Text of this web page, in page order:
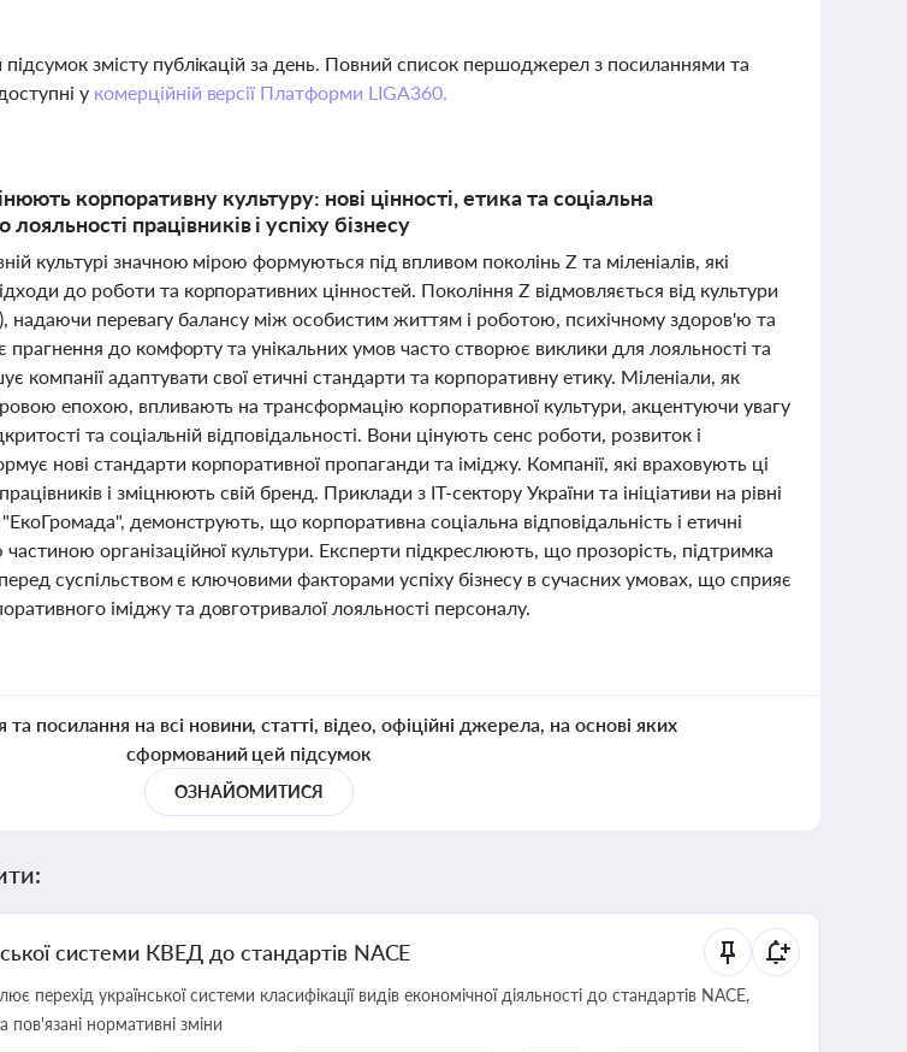
змісту публікацій за день. Повний список першоджерел з посиланнями та
у комерційній версії Платформи LIGA360.
корпоративну культуру: нові цінності, етика та соціальна
працівників і успіху бізнесу
культурі значною мірою формуються під впливом поколінь Z та міленіалів, які
до роботи та корпоративних цінностей. Покоління Z відмовляється від культури
надаючи перевагу балансу між особистим життям і роботою, психічному здоров'ю та
прагнення до комфорту та унікальних умов часто створює виклики для лояльності та
компанії адаптувати свої етичні стандарти та корпоративну етику. Міленіали, як
епохою, впливають на трансформацію корпоративної культури, акцентуючи увагу
та соціальній відповідальності. Вони цінують сенс роботи, розвиток і
нові стандарти корпоративної пропаганди та іміджу. Компанії, які враховують ці
і зміцнюють свій бренд. Приклади з IT-сектору України та ініціативи на рівні
демонструють, що корпоративна соціальна відповідальність і етичні
організаційної культури. Експерти підкреслюють, що прозорість, підтримка
перед суспільством є ключовими факторами успіху бізнесу в сучасних умовах, що сприяє
іміджу та довготривалої лояльності персоналу.
посилання на всі новини, статті, відео, офіційні джерела, на основі яких
сформований цей підсумок
ОЗНАЙОМИТИСЯ
системи КВЕД до стандартів NACE
перехід української системи класифікації видів економічної діяльності до стандартів NACE,
нормативні зміни